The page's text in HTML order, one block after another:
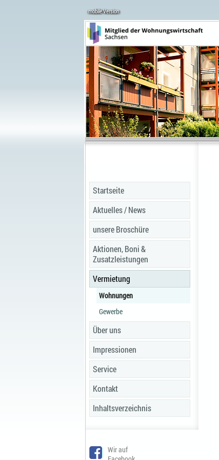
mobile Version
Startseite
Aktuelles / News
unsere Broschüre
Aktionen, Boni &
Zusatzleistungen
Vermietung
Wohnungen
Gewerbe
Über uns
Impressionen
Service
Kontakt
Inhaltsverzeichnis
Wir auf